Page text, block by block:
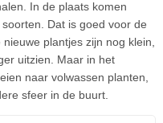
In de plaats komen
Dat is goed voor de
plantjes zijn nog klein,
uitzien. Maar in het
naar volwassen planten,
sfeer in de buurt.